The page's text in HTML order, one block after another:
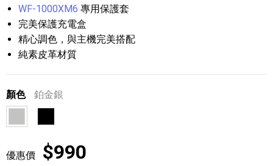
WF-1000XM6 專用保護套
完美保護充電盒
精心調色，與主機完美搭配
純素皮革材質
顏色 鉑金銀
優惠價 $990